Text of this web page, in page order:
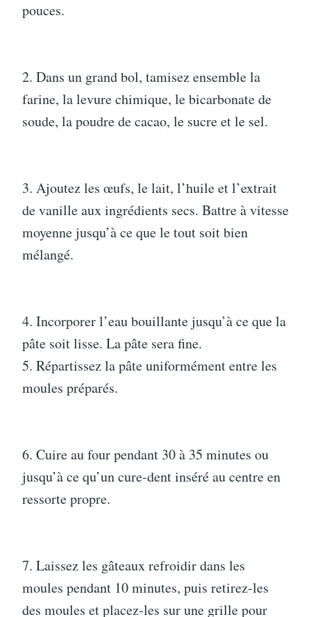
pouces.
2. Dans un grand bol, tamisez ensemble la
farine, la levure chimique, le bicarbonate de
soude, la poudre de cacao, le sucre et le sel.
3. Ajoutez les œufs, le lait, l’huile et l’extrait
de vanille aux ingrédients secs. Battre à vitesse
moyenne jusqu’à ce que le tout soit bien
mélangé.
4. Incorporer l’eau bouillante jusqu’à ce que la
pâte soit lisse. La pâte sera fine.
5. Répartissez la pâte uniformément entre les
moules préparés.
6. Cuire au four pendant 30 à 35 minutes ou
jusqu’à ce qu’un cure-dent inséré au centre en
ressorte propre.
7. Laissez les gâteaux refroidir dans les
moules pendant 10 minutes, puis retirez-les
des moules et placez-les sur une grille pour